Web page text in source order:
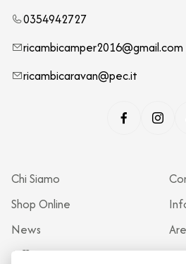
0354942727
ricambicamper2016@gmail.com
ricambicaravan@pec.it
Chi Siamo
Shop Online
News
Officina